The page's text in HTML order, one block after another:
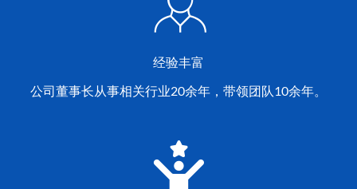
经验丰富
公司董事长从事相关行业20余年，带领团队10余年。